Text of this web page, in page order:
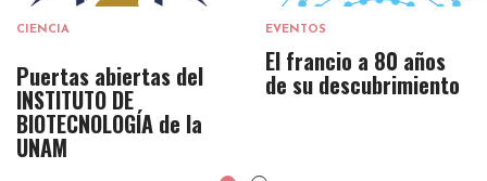
CIENCIA
Puertas abiertas del
INSTITUTO DE
BIOTECNOLOGÍA de la
UNAM
EVENTOS
El francio a 80 años
de su descubrimiento